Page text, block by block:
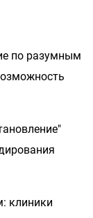
по разумным
клиники